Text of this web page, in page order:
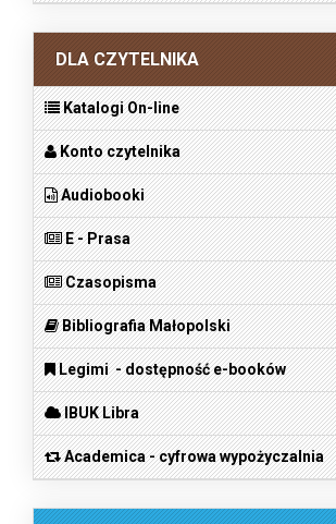
DLA CZYTELNIKA
Katalogi On-line
Konto czytelnika
Audiobooki
E - Prasa
Czasopisma
Bibliografia Małopolski
Legimi - dostępność e-booków
IBUK Libra
Academica - cyfrowa wypożyczalnia